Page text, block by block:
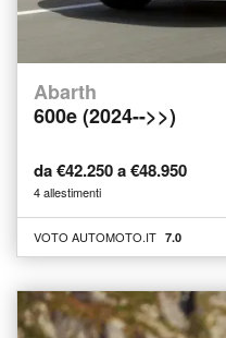
Abarth
600e (2024-->>)
da €42.250 a €48.950
4 allestimenti
VOTO AUTOMOTO.IT 7.0